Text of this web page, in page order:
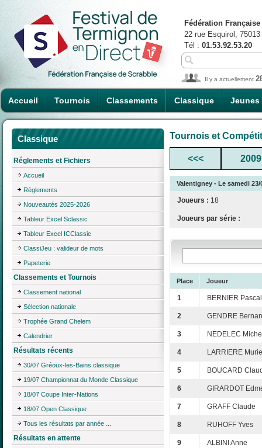
Accueil Tournois Classements Classique Jeunes
Fédération
22 rue Esquirol,
Tél : 01.53.92.53.20
Il y a actuellement
Classique
Réglements et Fichiers
Accueil
Règlements
Nouveautés 2025-2026
Tableur Excel Sclassic
Tableur Excel ICClassic
ClassiJeu : valideur de mots
Papeterie
Classements et Tournois
Classement national
Sélection nationale
Trophée Grand Chelem
Calendrier
Résultats récents
30/07 Gréoux-les-Bains classique
19/07 Championnat du Monde Classique
18/07 Coupe Inter-Nations
18/07 Open Classique
Tous les résultats par année ...
Résultats en attente
Tournois et
<<< 2009
Valentigney - Le samedi 23/
Joueurs : 18
Joueurs par série :
Place Joueur
1 BERNIER Pascal
2 GENDRE
3 NEDELEC
4 LARRIERE
5 BOUCARD
6 GIRARDOT
7 GRAFF Claude
8 RUHOFF Yves
9 ALBINI Anne